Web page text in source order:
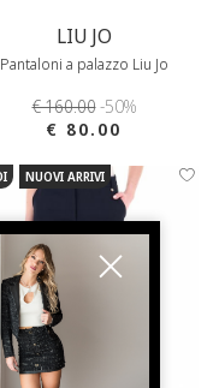
LIU JO
Pantaloni a palazzo Liu Jo
€ 160.00-50%
€ 80.00
NUOVI ARRIVI